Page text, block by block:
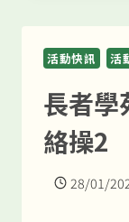
活動快訊 活
長者學
絡操2
28/01/